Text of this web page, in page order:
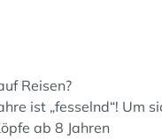
Reisen?
ist „fesselnd“! Um
ab 8 Jahren